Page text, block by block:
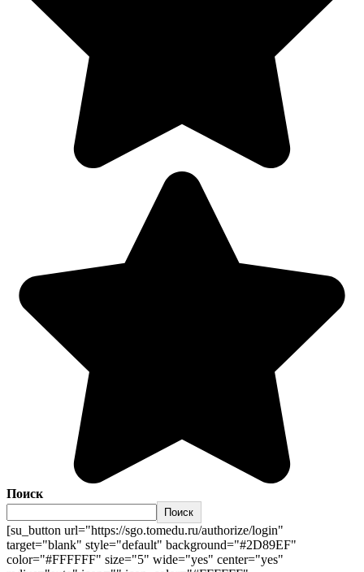
Поиск
Поиск
[su_button url="https://sgo.tomedu.ru/authorize/login"
target="blank" style="default" background="#2D89EF"
color="#FFFFFF" size="5" wide="yes" center="yes"